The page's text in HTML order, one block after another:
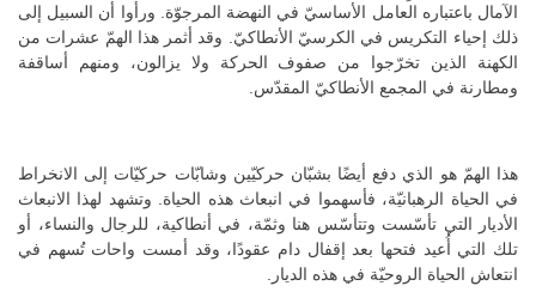
الآمال باعتباره العامل الأساسيّ في النهضة المرجوّة. ورأوا أن السبيل إلى
ذلك إحياء التكريس في الكرسيّ الأنطاكيّ. وقد أثمر هذا الهمّ عشرات من
الكهنة الذين تخرّجوا من صفوف الحركة ولا يزالون، ومنهم أساقفة
ومطارنة في المجمع الأنطاكيّ المقدّس.
هذا الهمّ هو الذي دفع أيضًا بشبّان حركيّين وشابّات حركيّات إلى الانخراط
في الحياة الرهبانيّة، فأسهموا في انبعاث هذه الحياة. وتشهد لهذا الانبعاث
الأديار التي تأسّست وتتأسّس هنا وثمّة، في أنطاكية، للرجال والنساء، أو
تلك التي أُعيد فتحها بعد إقفال دام عقودًا، وقد أمست واحات تُسهم في
انتعاش الحياة الروحيّة في هذه الديار.